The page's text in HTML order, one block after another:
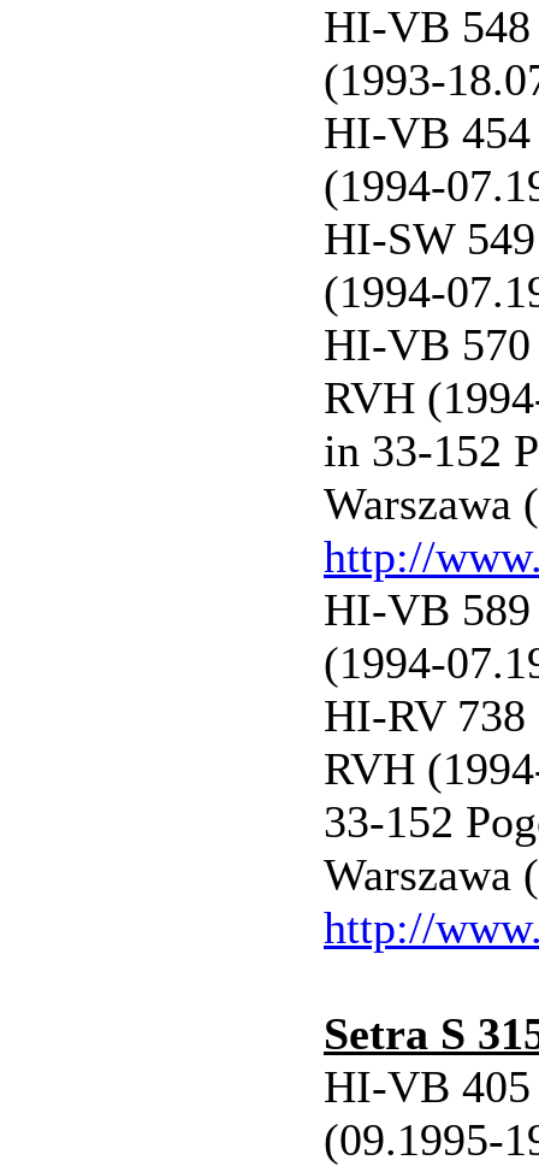
HI-VB 548
(1993-
HI-VB 454
(1994-
HI-SW
(1994-
HI-VB 570
RVH
in 33-152
Warszawa
http://
HI-VB 589
(1994-
HI-RV 738
RVH
33-152
Warszawa
http://
Setra S
HI-VB 405
(09.1995-